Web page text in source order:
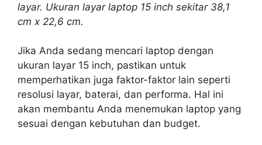
layar. Ukuran layar laptop 15 inch sekitar 38,1
cm x 22,6 cm.
Jika Anda sedang mencari laptop dengan
ukuran layar 15 inch, pastikan untuk
memperhatikan juga faktor-faktor lain seperti
resolusi layar, baterai, dan performa. Hal ini
akan membantu Anda menemukan laptop yang
sesuai dengan kebutuhan dan budget.